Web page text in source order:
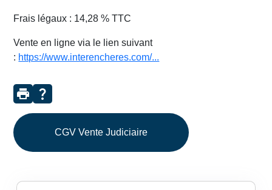
Frais légaux : 14,28 % TTC
Vente en ligne via le lien suivant
: https://www.interencheres.com/...
print question_mark
CGV Vente Judiciaire